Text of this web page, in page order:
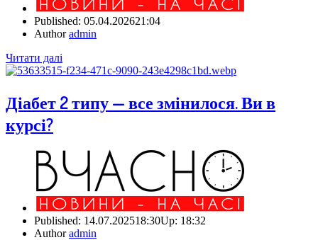
Published: 05.04.202621:04
Authoradmin
Читати далі
Діабет 2 типу — все змінилося. Ви в
курсі?
Published: 14.07.202518:30Up: 18:32
Authoradmin